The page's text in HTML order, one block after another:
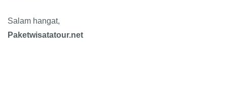
Salam hangat,
Paketwisatatour.net